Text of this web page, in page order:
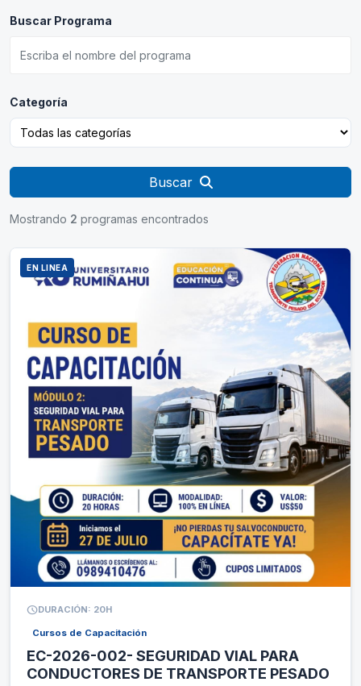
Buscar Programa
Categoría
Buscar
Mostrando 2 programas encontrados
EN LINEA
scheduleDURACIÓN: 20H
Cursos de Capacitación
EC-2026-002- SEGURIDAD VIAL PARA
CONDUCTORES DE TRANSPORTE PESADO